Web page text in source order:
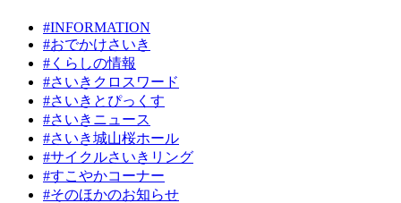
#INFORMATION
#おでかけさいき
#くらしの情報
#さいきクロスワード
#さいきとぴっくす
#さいきニュース
#さいき城山桜ホール
#サイクルさいきリング
#すこやかコーナー
#そのほかのお知らせ